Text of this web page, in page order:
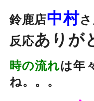
鈴鹿店中村さ
反応ありが
時の流れは年
ね。。。